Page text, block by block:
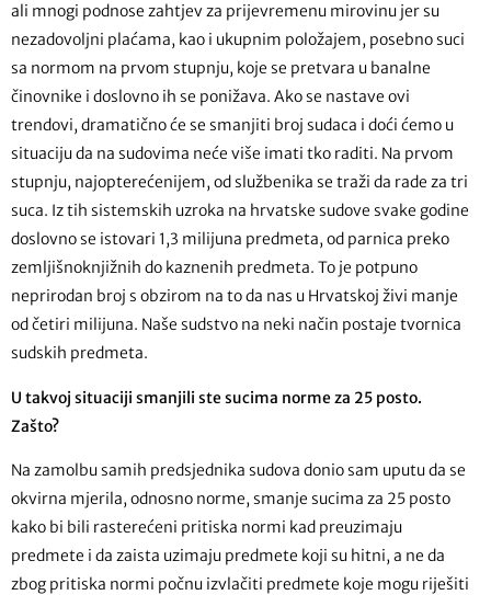
ali mnogi podnose zahtjev za prijevremenu mirovinu jer su
nezadovoljni plaćama, kao i ukupnim položajem, posebno suci
sa normom na prvom stupnju, koje se pretvara u banalne
činovnike i doslovno ih se ponižava. Ako se nastave ovi
trendovi, dramatično će se smanjiti broj sudaca i doći ćemo u
situaciju da na sudovima neće više imati tko raditi. Na prvom
stupnju, najopterećenijem, od službenika se traži da rade za tri
suca. Iz tih sistemskih uzroka na hrvatske sudove svake godine
doslovno se istovari 1,3 milijuna predmeta, od parnica preko
zemljišnoknjižnih do kaznenih predmeta. To je potpuno
neprirodan broj s obzirom na to da nas u Hrvatskoj živi manje
od četiri milijuna. Naše sudstvo na neki način postaje tvornica
sudskih predmeta.
U takvoj situaciji smanjili ste sucima norme za 25 posto.
Zašto?
Na zamolbu samih predsjednika sudova donio sam uputu da se
okvirna mjerila, odnosno norme, smanje sucima za 25 posto
kako bi bili rasterećeni pritiska normi kad preuzimaju
predmete i da zaista uzimaju predmete koji su hitni, a ne da
zbog pritiska normi počnu izvlačiti predmete koje mogu riješiti